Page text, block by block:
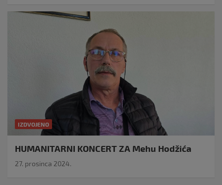
IZDVOJENO
HUMANITARNI KONCERT ZA Mehu Hodžića
27. prosinca 2024.